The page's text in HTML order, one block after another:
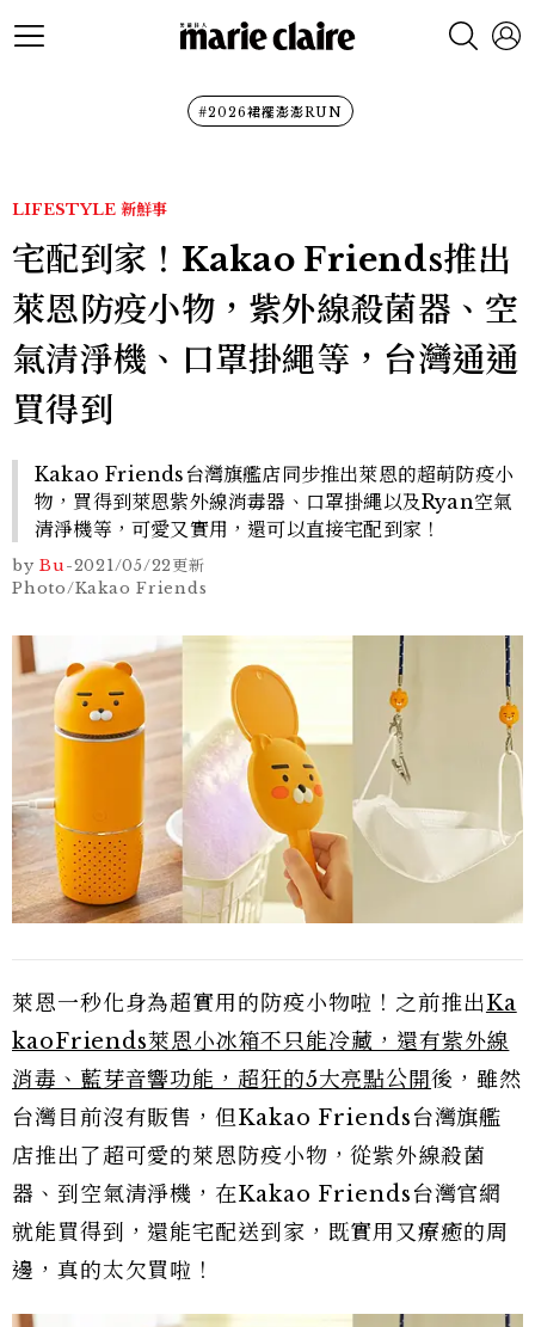
#2026裙襬澎澎RUN
LIFESTYLE 新鮮事
宅配到家！Kakao Friends推出
萊恩防疫小物，紫外線殺菌器、空
氣清淨機、口罩掛繩等，台灣通通
買得到
Kakao Friends台灣旗艦店同步推出萊恩的超萌防疫小
物，買得到萊恩紫外線消毒器、口罩掛繩以及Ryan空氣
清淨機等，可愛又實用，還可以直接宅配到家！
by Bu-2021/05/22更新
Photo/Kakao Friends
萊恩一秒化身為超實用的防疫小物啦！之前推出Ka
kaoFriends萊恩小冰箱不只能冷藏，還有紫外線
消毒、藍芽音響功能，超狂的5大亮點公開後，雖然
台灣目前沒有販售，但Kakao Friends台灣旗艦
店推出了超可愛的萊恩防疫小物，從紫外線殺菌
器、到空氣清淨機，在Kakao Friends台灣官網
就能買得到，還能宅配送到家，既實用又療癒的周
邊，真的太欠買啦！